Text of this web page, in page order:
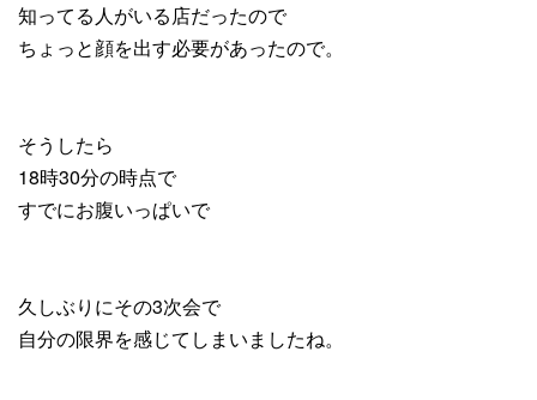
知ってる人がいる店だったので
ちょっと顔を出す必要があったので。
そうしたら
18時30分の時点で
すでにお腹いっぱいで
久しぶりにその3次会で
自分の限界を感じてしまいましたね。